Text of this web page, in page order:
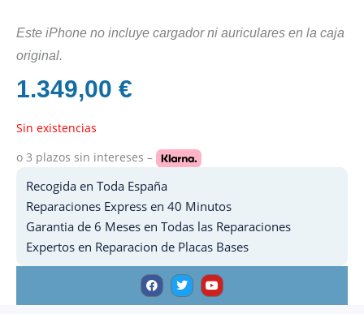
Este iPhone no incluye cargador ni auriculares en la caja
original.
1.349,00 €
Sin existencias
o 3 plazos sin intereses –
Recogida en Toda España
Reparaciones Express en 40 Minutos
Garantia de 6 Meses en Todas las Reparaciones
Expertos en Reparacion de Placas Bases
F
a
c
e
T
w
i
t
Y
o
u
t